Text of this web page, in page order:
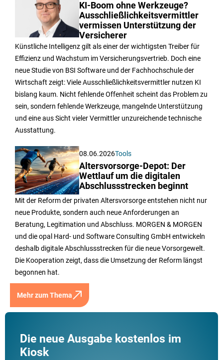
KI-Boom ohne Werkzeuge?
Ausschließlichkeitsvermittler
vermissen Unterstützung der
Versicherer
Künstliche Intelligenz gilt als einer der wichtigsten Treiber für
Effizienz und Wachstum im Versicherungsvertrieb. Doch eine
neue Studie von BSI Software und der Fachhochschule der
Wirtschaft zeigt: Viele Ausschließlichkeitsvermittler nutzen KI
bislang kaum. Nicht fehlende Offenheit scheint das Problem zu
sein, sondern fehlende Werkzeuge, mangelnde Unterstützung
und eine aus Sicht vieler Vermittler unzureichende technische
Ausstattung.
08.06.2026Tools
Altersvorsorge-Depot: Der
Wettlauf um die digitalen
Abschlussstrecken beginnt
Mit der Reform der privaten Altersvorsorge entstehen nicht nur
neue Produkte, sondern auch neue Anforderungen an
Beratung, Legitimation und Abschluss. MORGEN & MORGEN
und die opal Hard- und Software Consulting GmbH entwickeln
deshalb digitale Abschlussstrecken für die neue Vorsorgewelt.
Die Kooperation zeigt, dass die Umsetzung der Reform längst
begonnen hat.
Mehr zum Thema
Die neue Ausgabe kostenlos im
Kiosk